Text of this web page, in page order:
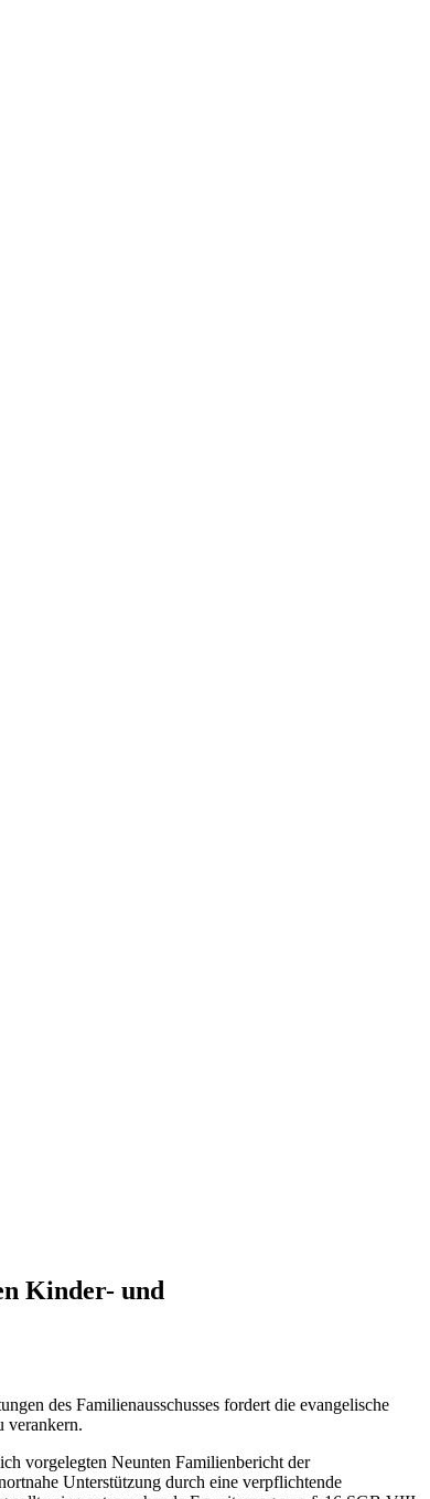
Kinder- und
des Familienausschusses fordert die evangelische
verankern.
vorgelegten Neunten Familien­bericht der
Unterstützung durch eine verpflichtende